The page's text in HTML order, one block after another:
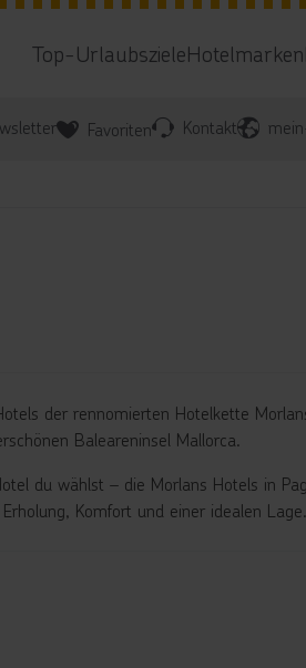
Top-UrlaubszieleHotelmarken
Favoriten Kontakt
der rennomierten Hotelkette
Baleareninsel Mallorca.
du wählst – die Morlans Hotels in
Komfort und einer idealen Lage.